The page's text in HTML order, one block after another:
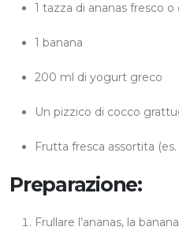
1 tazza di ananas fresco
1 banana
200 ml di yogurt greco
Un pizzico di cocco
Frutta fresca assortita
Preparazione:
Frullare l’ananas, la